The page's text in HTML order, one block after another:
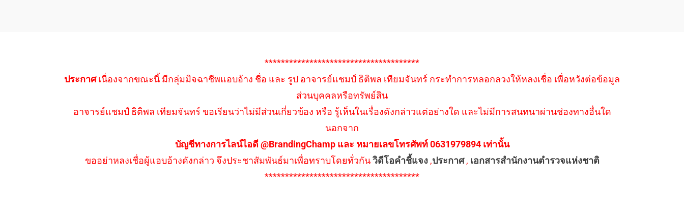
**************************************
ประกาศเนื่องจากขณะนี้ มีกลุ่มมิจฉาชีพแอบอ้าง ชื่อ และ รูป อาจารย์แชมป์ ธิติพล เทียมจันทร์ กระทำการหลอกลวงให้หลงเชื่อ เพื่อหวังต่อข้อมูล
ส่วนบุคคลหรือทรัพย์สิน
อาจารย์แชมป์ ธิติพล เทียมจันทร์ ขอเรียนว่าไม่มีส่วนเกี่ยวข้อง หรือ รู้เห็นในเรื่องดังกล่าวแต่อย่างใด และไม่มีการสนทนาผ่านช่องทางอื่นใด
นอกจาก
บัญชีทางการไลน์ไอดี @BrandingChamp และ หมายเลขโทรศัพท์ 0631979894 เท่านั้น
ขออย่าหลงเชื่อผู้แอบอ้างดังกล่าว จึงประชาสัมพันธ์มาเพื่อทราบโดยทั่วกันวิดีโอคำชี้แจง,ประกาศ, เอกสารสำนักงานตำรวจแห่งชาติ
**************************************